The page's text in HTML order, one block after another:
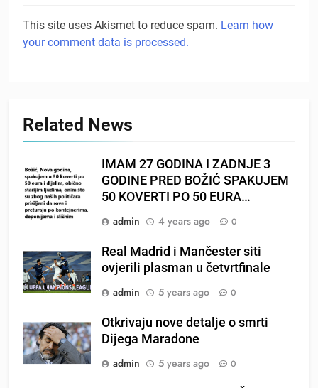
This site uses Akismet to reduce spam. Learn how
your comment data is processed.
Related News
IMAM 27 GODINA I ZADNJE 3
GODINE PRED BOŽIĆ SPAKUJEM
50 KOVERTI PO 50 EURA…
admin
4 years ago 0
Real Madrid i Mančester siti
ovjerili plasman u četvrtfinale
admin
5 years ago 0
Otkrivaju nove detalje o smrti
Dijega Maradone
admin
5 years ago 0